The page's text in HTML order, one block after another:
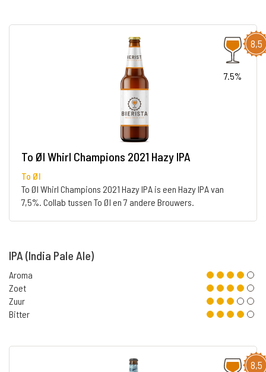
8,5
7.5%
To Øl Whirl Champions 2021 Hazy IPA
To Øl
To Øl Whirl Champions 2021 Hazy IPA is een Hazy IPA van
7,5%. Collab tussen To Øl en 7 andere Brouwers.
IPA (India Pale Ale)
Aroma
Zoet
Zuur
Bitter
8,5